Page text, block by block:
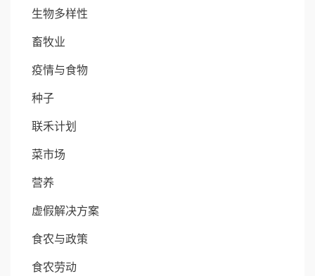
生物多样性
畜牧业
疫情与食物
种子
联禾计划
菜市场
营养
虚假解决方案
食农与政策
食农劳动